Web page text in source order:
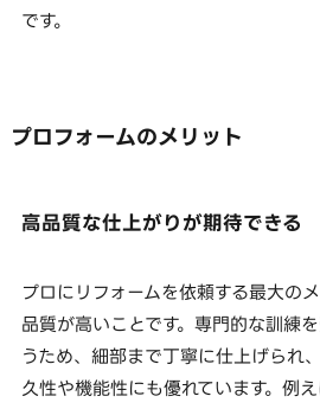
です。
プロフォームのメリット
高品質な仕上がりが期待できる
プロにリフォームを依頼する最大の
品質が高いことです。専門的な訓練
うため、細部まで丁寧に仕上げられ
久性や機能性にも優れています。例